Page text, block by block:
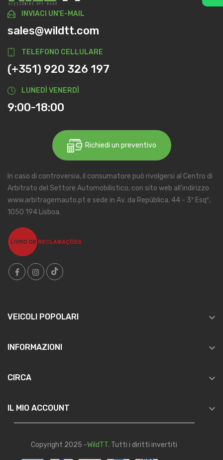
INVIACI UN'E-MAIL
sales@wildtt.com
TELEFONO CELLULARE
(+351) 920 326 197
LUNEDÌ VENERDÌ
9:00-18:00
Richiedi un preventivo
In caso di controversia, il consumatore può rivolgersi al Centro di
Arbitrato del Settore Automobilistico, con sito web all'indirizzo
www.arbitragemauto.pt e sede in Av. da República, 44 - 3º Esqº,
1050 194 Lisboa.
VEICOLI POPOLARI 
INFORMAZIONI 
CIRCA 
IL MIO ACCOUNT 
Copyright 2025 -WildTT. Tutti i diritti invertiti